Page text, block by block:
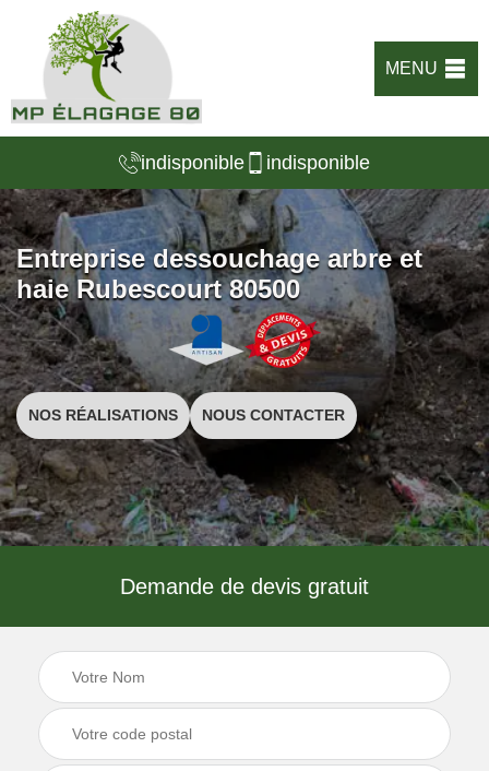
MENU
indisponible indisponible
Entreprise dessouchage arbre et
haie Rubescourt 80500
NOS RÉALISATIONS NOUS CONTACTER
Demande de devis gratuit